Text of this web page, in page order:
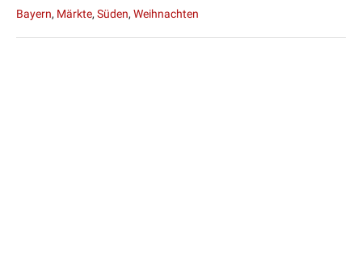
Bayern, Märkte, Süden, Weihnachten